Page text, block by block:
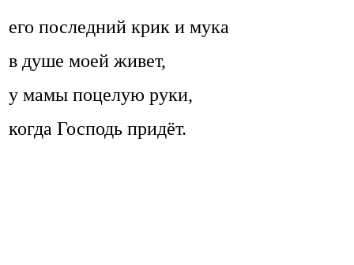
его последний крик и мука
в душе моей живет,
у мамы поцелую руки,
когда Господь придёт.